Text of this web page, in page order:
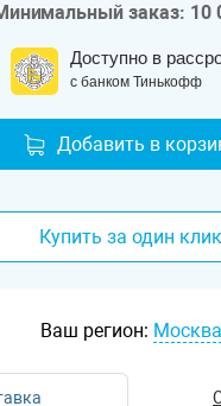
заказ: 10
Доступно в
с банком Тинькофф
Добавить в
Купить за один клик
Ваш регион: Москва